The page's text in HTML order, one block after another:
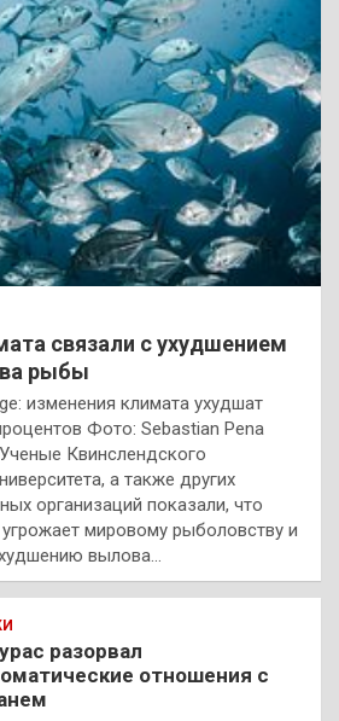
связали с ухудшением
рыбы
изменения климата ухудшат
Фото: Sebastian Pena
Квинслендского
а также других
организаций показали, что
мировому рыболовству и
вылова…
разорвал
отношения с